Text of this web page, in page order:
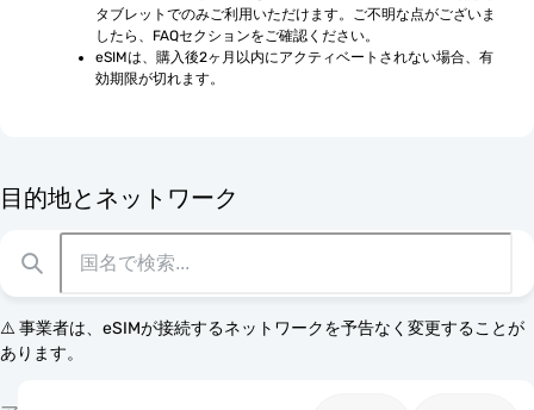
タブレットでのみご利用いただけます。ご不明な点がございま
したら、FAQセクションをご確認ください。
eSIMは、購入後2ヶ月以内にアクティベートされない場合、有
効期限が切れます。
目的地とネットワーク
⚠️ 事業者は、eSIMが接続するネットワークを予告なく変更することが
あります。